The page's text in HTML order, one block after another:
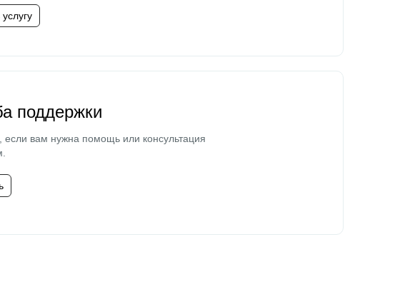
поддержки
если вам нужна помощь или консультация